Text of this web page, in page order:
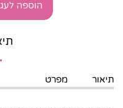
הוספה
תיאור מפרט